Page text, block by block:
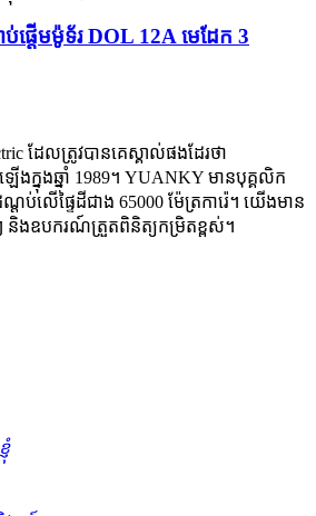
តើមម៉ូទ័រ DOL 12A មេដែក 3
ដែលត្រូវបានគេស្គាល់ផងដែរថា
ើងក្នុងឆ្នាំ 1989។ YUANKY មានបុគ្គលិក
ប់លើផ្ទៃដីជាង 65000 ម៉ែត្រការ៉េ។ យើងមាន
និងឧបករណ៍ត្រួតពិនិត្យកម្រិតខ្ពស់។